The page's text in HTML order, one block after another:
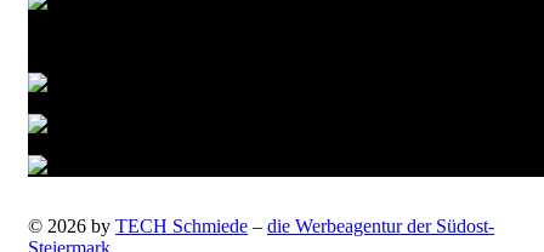
© 2026 by TECH Schmiede – die Werbeagentur der Südost-